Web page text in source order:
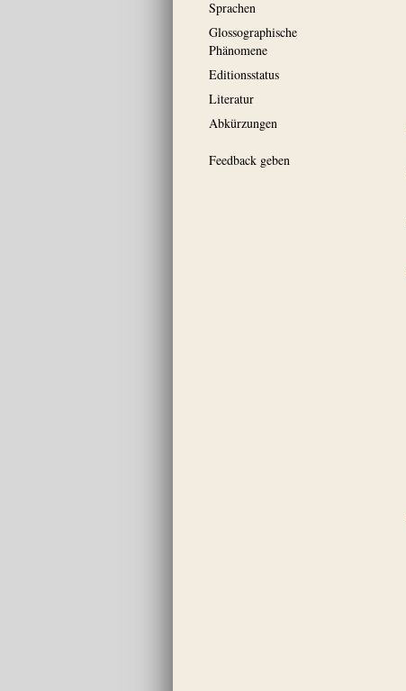
Sprachen
Glossographische
Phänomene
Editionsstatus
Literatur
Abkürzungen
Feedback geben